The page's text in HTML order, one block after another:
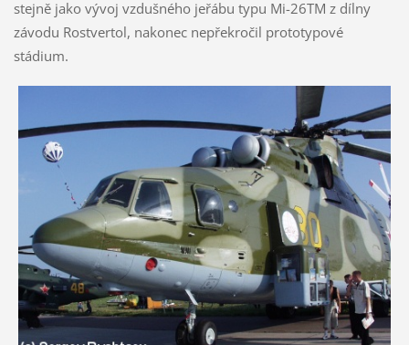
stejně jako vývoj vzdušného jeřábu typu Mi-26TM z dílny
závodu Rostvertol, nakonec nepřekročil prototypové
stádium.